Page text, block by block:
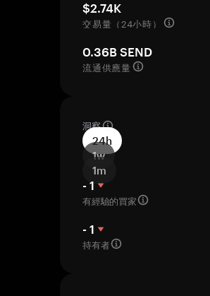
$2.74K
交易量（24小時）
0.36B SEND
流通供應量
洞察
24h
1w
1m
- 1
有經驗的買家
- 1
持有者